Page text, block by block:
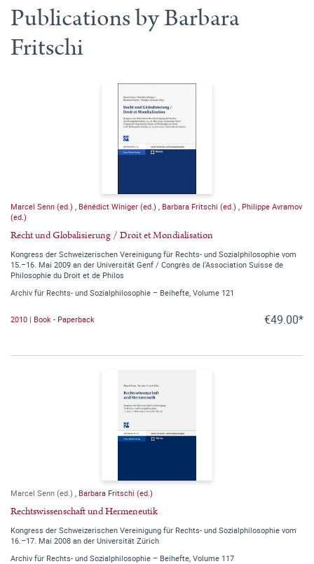
Publications by Barbara
Fritschi
Marcel Senn (ed.) Bénédict Winiger (ed.) Barbara Fritschi (ed.)
Philippe Avramov
(ed.)
Recht und Globalisierung / Droit et Mondialisation
Kongress der Schweizerischen Vereinigung für Rechts- und Sozialphilosophie vom
15.–16. Mai 2009 an der Universität Genf / Congrès de l'Association Suisse de
Philosophie du Droit et de Philos
Archiv für Rechts- und Sozialphilosophie – Beihefte, Volume 121
2010 | Book - Paperback €49.00*
Marcel Senn (ed.) Barbara Fritschi (ed.)
Rechtswissenschaft und Hermeneutik
Kongress der Schweizerischen Vereinigung für Rechts- und Sozialphilosophie vom
16.–17. Mai 2008 an der Universität Zürich
Archiv für Rechts- und Sozialphilosophie – Beihefte, Volume 117